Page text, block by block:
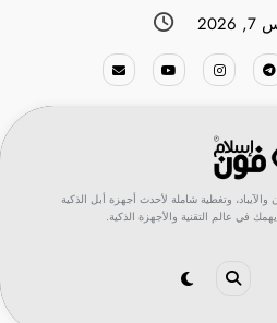
وتغطية شاملة لأحدث أجهزة أبل الذكية
في عالم التقنية والأجهزة الذكية.